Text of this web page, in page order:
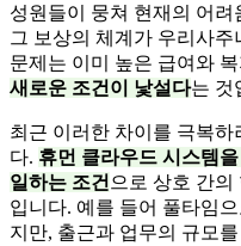
성원들이 뭉쳐 현재의 어
그 보상의 체계가 우리사
문제는 이미 높은 급여와
새로운 조건이 낯설다는 것
최근 이러한 차이를 극복하
다. 휴먼 클라우드 시스템
일하는 조건 으로 상호 간의
입니다. 예를 들어 풀타임
지만, 출근과 업무의 규모